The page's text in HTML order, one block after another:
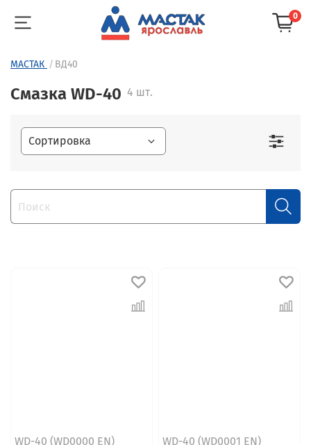
0
МАСТАК ВД40
Смазка WD-40 4 шт.
WD-40 (WD0000 EN)
WD-40 (WD0001 EN)